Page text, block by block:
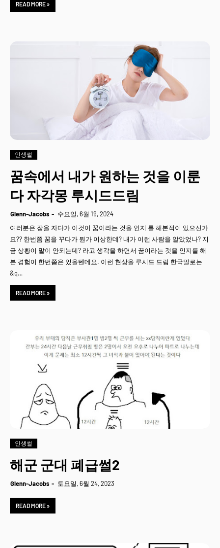
READ MORE »
인생썰
꿈속에서 내가 원하는 것을 이룬
다 자각몽 루시드드림
Glenn-Jacobs
수요일, 6월 19, 2024
여러분은 잠을 자다가 이것이 꿈이라는 것을 인지 를 해본적이 있으신가
요?? 한번쯤 꿈을 꾸다가 뭔가 이상한데? 내가 이런 사람을 알았었나? 지
금 상황이 말이 안되는데? 라고 생각을 하면서 꿈이라는 것을 인지를 해
본 경험이 한번쯤은 있을텐데요. 이런 현상을 루시드 드림 한국말로는
&q…
READ MORE »
인생썰
해군 군대 폐급썰2
Glenn-Jacobs 토요일, 6월 24, 2023
READ MORE »